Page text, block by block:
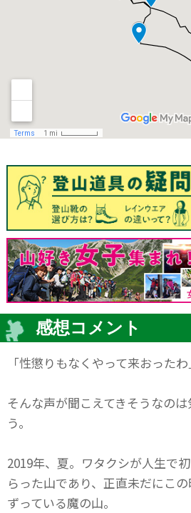
感想コメント
「性懲りもなくやって来おったわ
そんな声が聞こえてきそうなの
う。
2019年、夏。ワタクシが人生で
らった山であり、正直未だにこ
ずっている魔の山。